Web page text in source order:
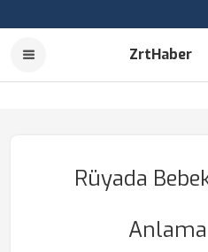
ZrtHaber
Rüyada